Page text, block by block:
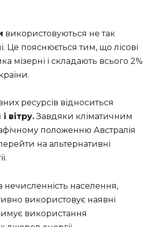
використовуються не так
Це пояснюється тим, що лісові
мізерні і складають всього 2%
ресурсів відноситься
вітру.Завдяки кліматичним
положенню Австралія
на альтернативні
населення,
використовує наявні
використання